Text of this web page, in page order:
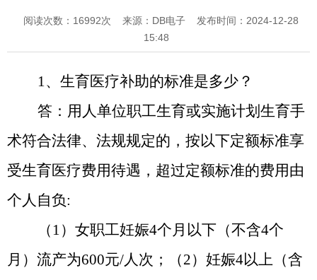
阅读次数： 16992次 来源：DB电子
发布时间：2024-12-28
15:48
1、生育医疗补助的标准是多少？
答：用人单位职工生育或实施计划生育手
术符合法律、法规规定的，按以下定额标准享
受生育医疗费用待遇，超过定额标准的费用由
个人自负:
（ 1）女职工妊娠4个月以下（不含4个
月）流产为600元/人次；（2）妊娠4以上（含